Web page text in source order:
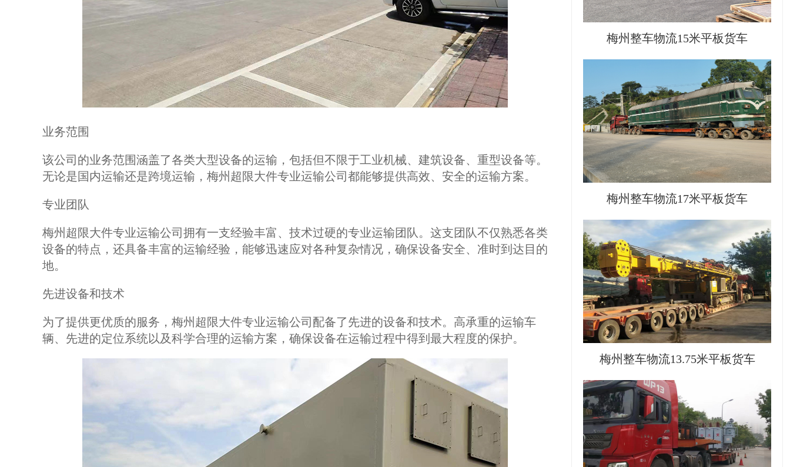
业务范围
该公司的业务范围涵盖了各类大型设备的运输，包括但不限于工业机械、建筑设备、重型设备等。
无论是国内运输还是跨境运输，梅州超限大件专业运输公司都能够提供高效、安全的运输方案。
专业团队
梅州超限大件专业运输公司拥有一支经验丰富、技术过硬的专业运输团队。这支团队不仅熟悉各类
设备的特点，还具备丰富的运输经验，能够迅速应对各种复杂情况，确保设备安全、准时到达目的
地。
先进设备和技术
为了提供更优质的服务，梅州超限大件专业运输公司配备了先进的设备和技术。高承重的运输车
辆、先进的定位系统以及科学合理的运输方案，确保设备在运输过程中得到最大程度的保护。
梅州整车物流15米平板货车
梅州整车物流17米平板货车
梅州整车物流13.75米平板货车